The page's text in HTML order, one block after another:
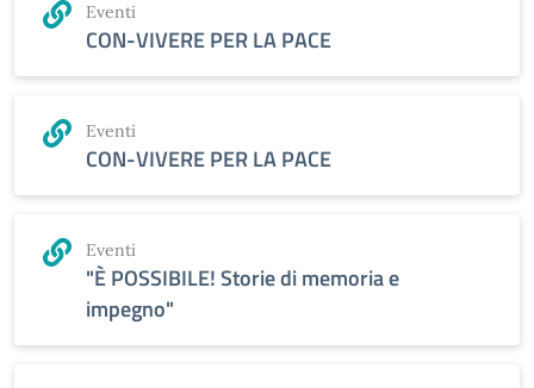
Eventi
CON-VIVERE PER LA PACE
Eventi
CON-VIVERE PER LA PACE
Eventi
"È POSSIBILE! Storie di memoria e
impegno"